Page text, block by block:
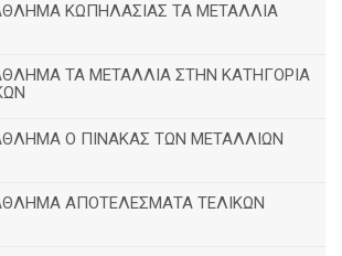
ΚΩΠΗΛΑΣΙΑΣ ΤΑ ΜΕΤΑΛΛΙΑ
ΤΑ ΜΕΤΑΛΛΙΑ ΣΤΗΝ ΚΑΤΗΓΟΡΙΑ
Ο ΠΙΝΑΚΑΣ ΤΩΝ ΜΕΤΑΛΛΙΩΝ
ΑΠΟΤΕΛΕΣΜΑΤΑ ΤΕΛΙΚΩΝ